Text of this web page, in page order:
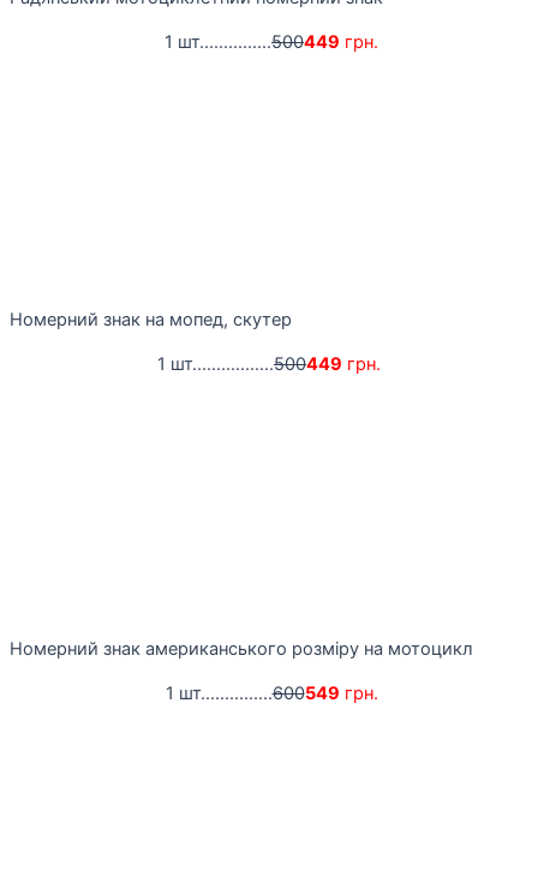
1 шт...............500449 грн.
Номерний знак на мопед, скутер
1 шт.................500449 грн.
Номерний знак американського розміру на мотоцикл
1 шт...............600549 грн.